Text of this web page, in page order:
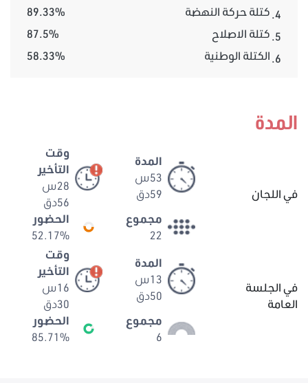
4. كتلة حركة النهضة
89.33%
5. كتلة الاصلاح
87.5%
6. الكتلة الوطنية 58.33%
المدة
في اللجان
المدة
53س
59دق
وقت
التأخير
28س
56دق
مجموع
22
الحضور
52.17%
في الجلسة
العامة
المدة
13س
50دق
وقت
التأخير
16س
30دق
مجموع
6
الحضور
85.71%